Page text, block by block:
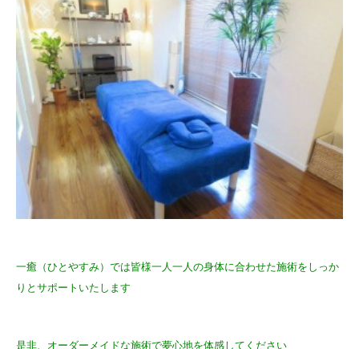
一癒（ひとやすみ）では皆様一人一人の身体に合わせた施術をしっか
りとサポートいたします
是非、オーダーメイドな施術で夢心地を体感してください